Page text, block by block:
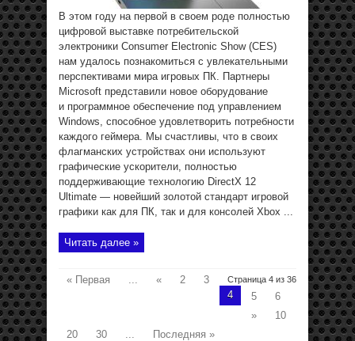
В этом году на первой в своем роде полностью
цифровой выставке потребительской
электроники Consumer Electronic Show (CES)
нам удалось познакомиться с увлекательными
перспективами мира игровых ПК. Партнеры
Microsoft представили новое оборудование
и программное обеспечение под управлением
Windows, способное удовлетворить потребности
каждого геймера. Мы счастливы, что в своих
флагманских устройствах они используют
графические ускорители, полностью
поддерживающие технологию DirectX 12
Ultimate — новейший золотой стандарт игровой
графики как для ПК, так и для консолей Xbox ...
Читать далее »
Страница 4 из 36
« Первая ... « 2
3
4
5
6
»
10
20
30 ... Последняя »